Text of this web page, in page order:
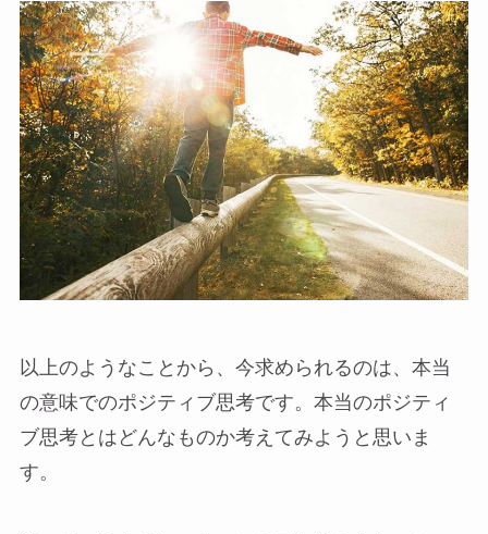
以上のようなことから、今求められるのは、本当
の意味でのポジティブ思考です。本当のポジティ
ブ思考とはどんなものか考えてみようと思いま
す。